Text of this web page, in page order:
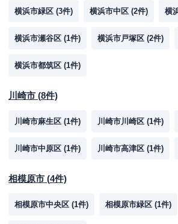
横浜市緑区 (3件) 横浜市中区 (2件) 横
横浜市瀬谷区 (1件) 横浜市戸塚区 (2件)
横浜市都筑区 (1件)
川崎市 (8件)
川崎市麻生区 (1件) 川崎市川崎区 (1件)
川崎市中原区 (1件) 川崎市高津区 (1件)
相模原市 (4件)
相模原市中央区 (1件) 相模原市緑区 (1件)